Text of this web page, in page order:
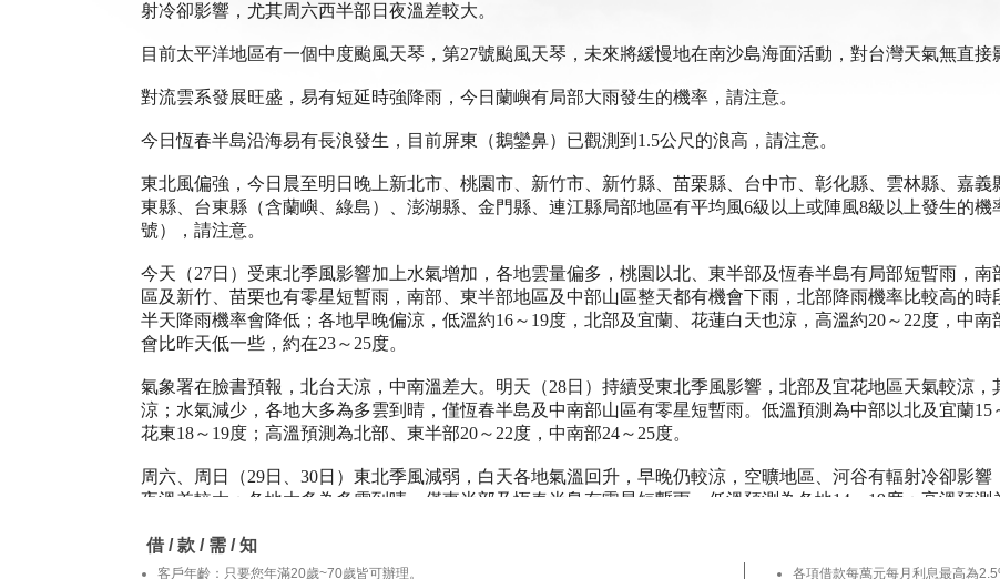
射冷卻影響，尤其周六西半部日夜溫差較大。
目前太平洋地區有一個中度颱風天琴，第27號颱風天琴，未來將緩慢地在南沙島海面活動，對台灣天氣無直接
對流雲系發展旺盛，易有短延時強降雨，今日蘭嶼有局部大雨發生的機率，請注意。
今日恆春半島沿海易有長浪發生，目前屏東（鵝鑾鼻）已觀測到1.5公尺的浪高，請注意。
東北風偏強，今日晨至明日晚上新北市、桃園市、新竹市、新竹縣、苗栗縣、台中市、彰化縣、雲林縣、嘉義
東縣、台東縣（含蘭嶼、綠島）、澎湖縣、金門縣、連江縣局部地區有平均風6級以上或陣風8級以上發生的機
號），請注意。
今天（27日）受東北季風影響加上水氣增加，各地雲量偏多，桃園以北、東半部及恆春半島有局部短暫雨，南
區及新竹、苗栗也有零星短暫雨，南部、東半部地區及中部山區整天都有機會下雨，北部降雨機率比較高的時
半天降雨機率會降低；各地早晚偏涼，低溫約16～19度，北部及宜蘭、花蓮白天也涼，高溫約20～22度，中南
會比昨天低一些，約在23～25度。
氣象署在臉書預報，北台天涼，中南溫差大。明天（28日）持續受東北季風影響，北部及宜花地區天氣較涼，
涼；水氣減少，各地大多為多雲到晴，僅恆春半島及中南部山區有零星短暫雨。低溫預測為中部以北及宜蘭15
花東18～19度；高溫預測為北部、東半部20～22度，中南部24～25度。
周六、周日（29日、30日）東北季風減弱，白天各地氣溫回升，早晚仍較涼，空曠地區、河谷有輻射冷卻影響
夜溫差較大；各地大多為多雲到晴，僅東半部及恆春半島有零星短暫雨。低溫預測為各地14～19度；高溫預測
下周一（12月1日）東北季風稍增強，下周二、下周三（12月2日、12月3日）東北季風影響，北部及宜蘭地區
借 / 款 / 需 / 知
客戶年齡：只要您年滿20歲~70歲皆可辦理。 各項借款每萬元每月利息最高為